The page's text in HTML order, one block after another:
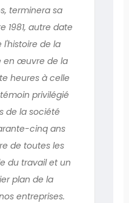
terminera sa
1981, autre date
de la
en œuvre de la
heures à celle
privilégié
de la société
cinq ans
de toutes les
du travail et un
plan de la
entreprises.